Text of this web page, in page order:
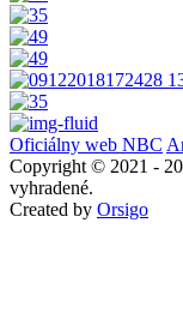
Oficiálny web NBC
Copyright © 2021 -
vyhradené.
Created by Orsigo